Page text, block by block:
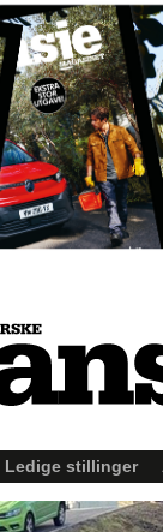
Ledige stillinger